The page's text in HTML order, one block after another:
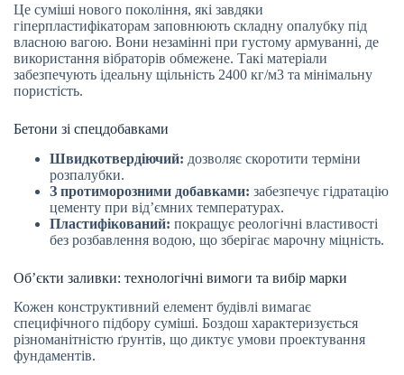
Це суміші нового покоління, які завдяки
гіперпластифікаторам заповнюють складну опалубку під
власною вагою. Вони незамінні при густому армуванні, де
використання вібраторів обмежене. Такі матеріали
забезпечують ідеальну щільність 2400 кг/м3 та мінімальну
пористість.
Бетони зі спецдобавками
Швидкотвердіючий: дозволяє скоротити терміни
розпалубки.
З протиморозними добавками: забезпечує гідратацію
цементу при від’ємних температурах.
Пластифікований: покращує реологічні властивості
без розбавлення водою, що зберігає марочну міцність.
Об’єкти заливки: технологічні вимоги та вибір марки
Кожен конструктивний елемент будівлі вимагає
специфічного підбору суміші. Боздош характеризується
різноманітністю ґрунтів, що диктує умови проектування
фундаментів.